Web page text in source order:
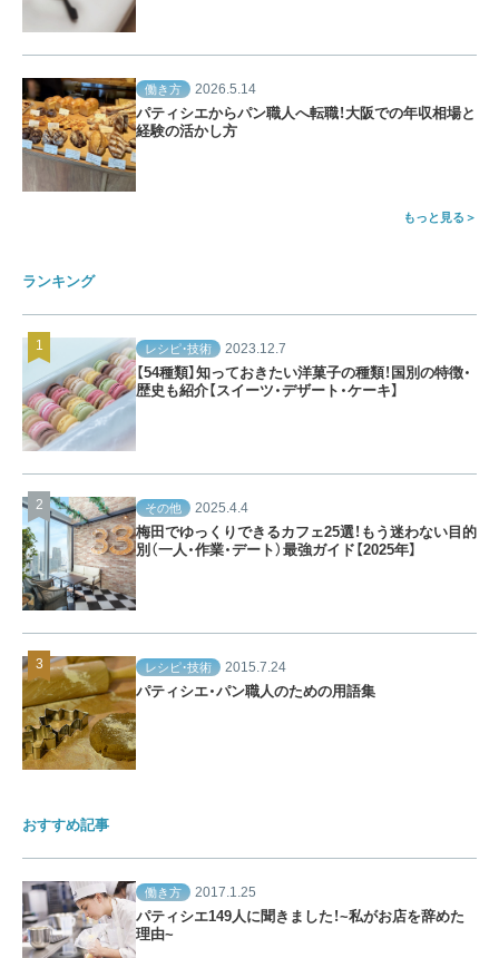
働き方 2026.5.14
パティシエからパン職人へ転職！大阪での年収相場と
経験の活かし方
もっと見る
ランキング
レシピ・技術 2023.12.7
【54種類】知っておきたい洋菓子の種類！国別の特徴・
歴史も紹介【スイーツ・デザート・ケーキ】
その他 2025.4.4
梅田でゆっくりできるカフェ25選！もう迷わない目的
別（一人・作業・デート）最強ガイド【2025年】
レシピ・技術 2015.7.24
パティシエ・パン職人のための用語集
おすすめ記事
働き方 2017.1.25
パティシエ149人に聞きました！~私がお店を辞めた
理由~